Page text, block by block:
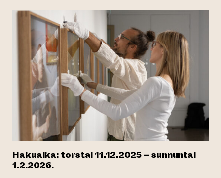
Hakuaika:torstai 11.12.2025 – sunnuntai
1.2.2026.